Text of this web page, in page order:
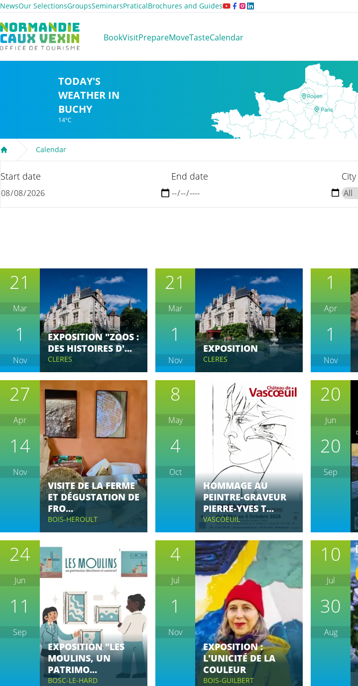
NewsOur SelectionsGroupsSeminarsPraticalBrochures and Guides
Normandie Caux Vexin
BookVisitPrepareMoveTasteCalendar
TODAY'S
WEATHER IN
BUCHY
14°C
Welcome
Calendar
Start date End date City
21
Mar
1
Nov
EXPOSITION "ZOOS :
DES HISTOIRES D'...
CLERES
21
Mar
1
Nov
EXPOSITION
CLERES
1
Apr
1
Nov
27
Apr
14
Nov
VISITE DE LA FERME
ET DÉGUSTATION DE
FRO...
BOIS-HEROULT
8
May
4
Oct
HOMMAGE AU
PEINTRE-GRAVEUR
PIERRE-YVES T...
VASCOEUIL
20
Jun
20
Sep
24
Jun
11
Sep
EXPOSITION "LES
MOULINS, UN
PATRIMO...
BOSC-LE-HARD
4
Jul
1
Nov
EXPOSITION :
L'UNICITÉ DE LA
COULEUR
BOIS-GUILBERT
10
Jul
30
Aug